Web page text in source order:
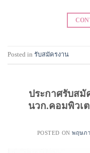
Posted in รับสมัครงาน
ประกาศรับสมั
นวก.คอมพิวเ
POSTED ONพฤษภ